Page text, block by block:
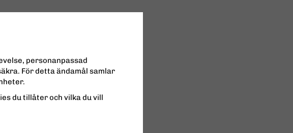
personanpassad
För detta ändamål samlar
du tillåter och vilka du vill